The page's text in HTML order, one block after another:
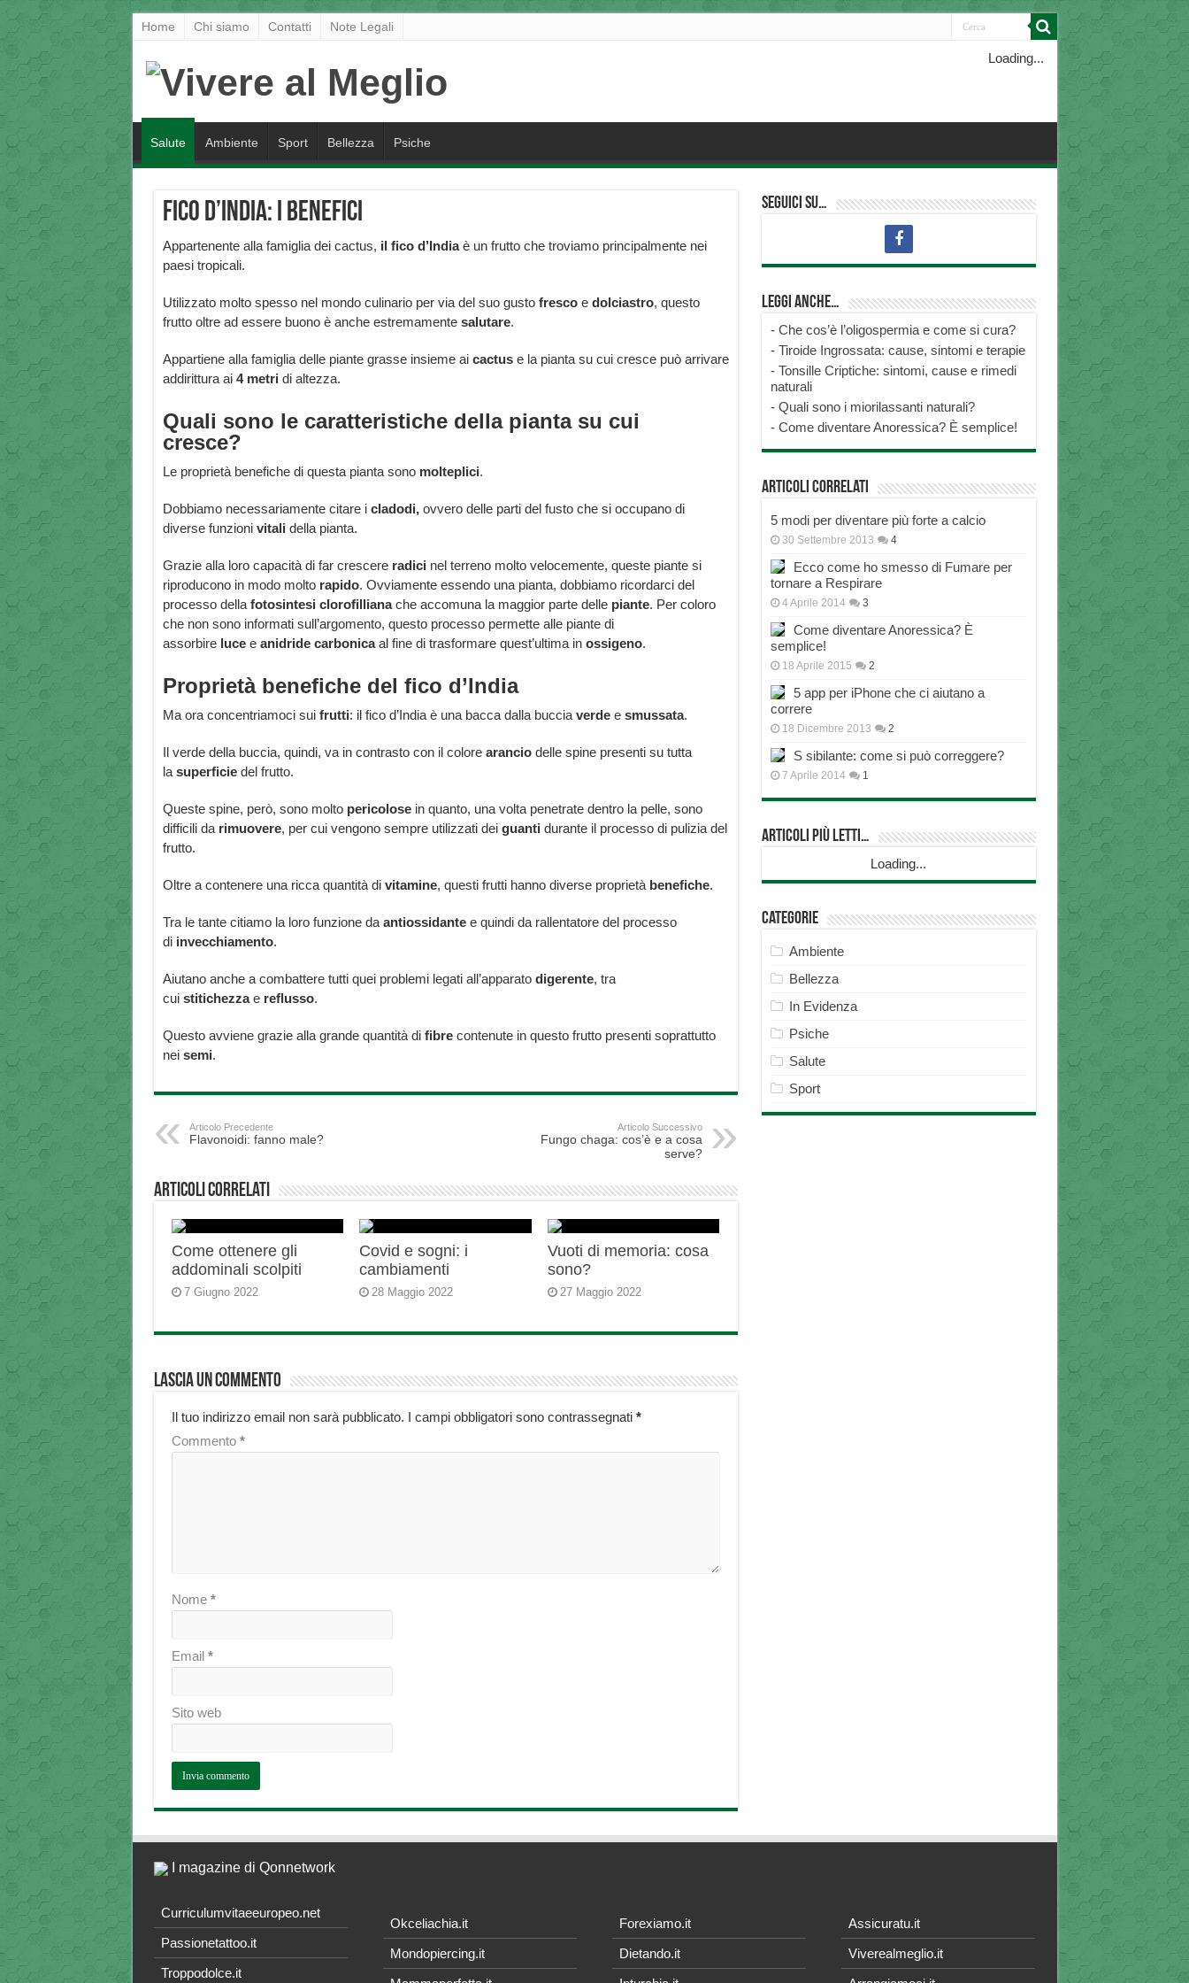
Home Chi siamo Contatti Note Legali
Loading...
Salute Ambiente Sport Bellezza Psiche
Fico d’India: i benefici
Appartenente alla famiglia dei cactus, il fico d’Indiaè un frutto che troviamo principalmente nei
paesi tropicali.
Utilizzato molto spesso nel mondo culinario per via del suo gusto frescoe dolciastro, questo
frutto oltre ad essere buono è anche estremamente salutare.
Appartiene alla famiglia delle piante grasse insieme ai cactuse la pianta su cui cresce può arrivare
addirittura ai 4 metri di altezza.
Quali sono le caratteristiche della pianta su cui
cresce?
Le proprietà benefiche di questa pianta sono molteplici.
Dobbiamo necessariamente citare i cladodi,ovvero delle parti del fusto che si occupano di
diverse funzioni vitali della pianta.
Grazie alla loro capacità di far crescere radici nel terreno molto velocemente, queste piante si
riproducono in modo molto rapido. Ovviamente essendo una pianta, dobbiamo ricordarci del
processo della fotosintesi clorofillianache accomuna la maggior parte delle piante. Per coloro
che non sono informati sull’argomento, questo processo permette alle piante di
assorbire lucee anidride carbonicaal fine di trasformare quest’ultima in ossigeno.
Proprietà benefiche del fico d’India
Ma ora concentriamoci sui frutti: il fico d’India è una bacca dalla buccia verdee smussata.
Il verde della buccia, quindi, va in contrasto con il colore aranciodelle spine presenti su tutta
la superficiedel frutto.
Queste spine, però, sono molto pericolosein quanto, una volta penetrate dentro la pelle, sono
difficili da rimuovere, per cui vengono sempre utilizzati dei guanti durante il processo di pulizia del
frutto.
Oltre a contenere una ricca quantità di vitamine, questi frutti hanno diverse proprietà benefiche.
Tra le tante citiamo la loro funzione da antiossidantee quindi da rallentatore del processo
di invecchiamento.
Aiutano anche a combattere tutti quei problemi legati all’apparato digerente, tra
cui stitichezzae reflusso.
Questo avviene grazie alla grande quantità di fibrecontenute in questo frutto presenti soprattutto
nei semi.
Articolo Precedente
Flavonoidi: fanno male?
Articolo Successivo
Fungo chaga: cos’è e a cosa
serve?
Articoli correlati
Come ottenere gli
addominali scolpiti
7 Giugno 2022
Covid e sogni: i
cambiamenti
28 Maggio 2022
Vuoti di memoria: cosa
sono?
27 Maggio 2022
Lascia un commento
Il tuo indirizzo email non sarà pubblicato. I campi obbligatori sono contrassegnati *
Commento *
Nome *
Email *
Sito web
Seguici su…
Leggi anche…
- Che cos’è l’oligospermia e come si cura?
- Tiroide Ingrossata: cause, sintomi e terapie
- Tonsille Criptiche: sintomi, cause e rimedi
naturali
- Quali sono i miorilassanti naturali?
- Come diventare Anoressica? È semplice!
Articoli correlati
5 modi per diventare più forte a calcio
30 Settembre 2013 4
Ecco come ho smesso di Fumare per
tornare a Respirare
4 Aprile 2014 3
Come diventare Anoressica? È
semplice!
18 Aprile 2015 2
5 app per iPhone che ci aiutano a
correre
18 Dicembre 2013 2
S sibilante: come si può correggere?
7 Aprile 2014 1
Articoli più Letti…
Loading...
Categorie
Ambiente
Bellezza
In Evidenza
Psiche
Salute
Sport
I magazine di Qonnetwork
Curriculumvitaeeuropeo.net
Passionetattoo.it
Troppodolce.it
Okceliachia.it
Mondopiercing.it
Forexiamo.it
Dietando.it
Assicuratu.it
Viverealmeglio.it